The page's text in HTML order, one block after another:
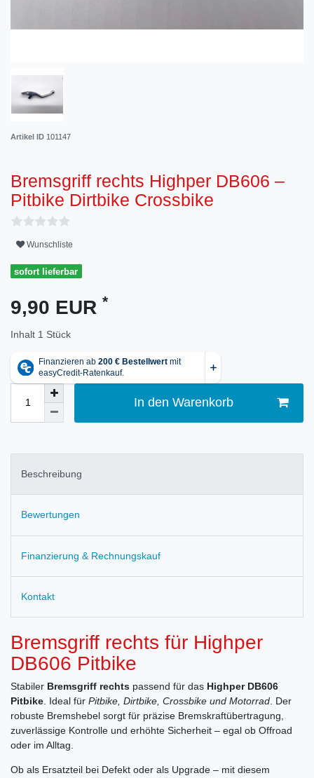
Artikel ID 101147
Bremsgriff rechts Highper DB606 –
Pitbike Dirtbike Crossbike
Wunschliste
sofort lieferbar
9,90 EUR *
Inhalt 1 Stück
In den Warenkorb
Beschreibung
Bewertungen
Finanzierung & Rechnungskauf
Kontakt
Bremsgriff rechts für Highper
DB606 Pitbike
Stabiler Bremsgriff rechts passend für das Highper DB606
Pitbike. Ideal für Pitbike, Dirtbike, Crossbike und Motorrad. Der
robuste Bremshebel sorgt für präzise Bremskraftübertragung,
zuverlässige Kontrolle und erhöhte Sicherheit – egal ob Offroad
oder im Alltag.
Ob als Ersatzteil bei Defekt oder als Upgrade – mit diesem